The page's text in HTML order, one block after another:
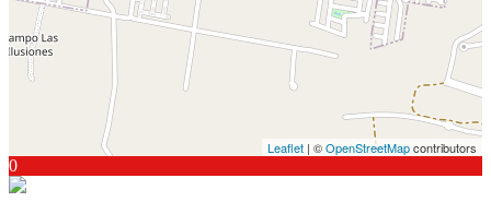
Leaflet | ©OpenStreetMapcontributors
0